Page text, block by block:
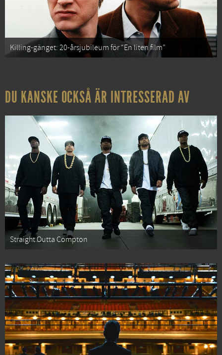
Killing-gänget: 20-årsjubileum för “En liten film”
DU KANSKE OCKSÅ ÄR INTRESSERAD AV
Straight Outta Compton